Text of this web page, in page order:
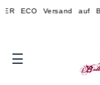
ECO Versand auf
☰